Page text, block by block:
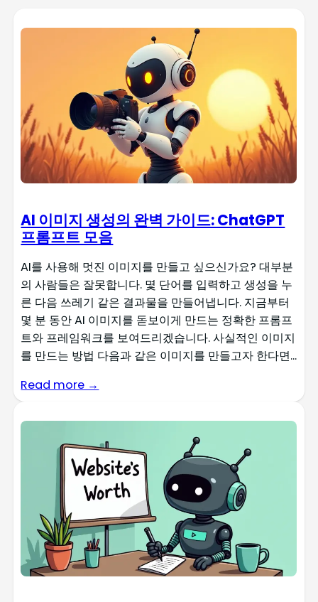
AI 이미지 생성의 완벽 가이드: ChatGPT
프롬프트 모음
AI를 사용해 멋진 이미지를 만들고 싶으신가요? 대부분
의 사람들은 잘못합니다. 몇 단어를 입력하고 생성을 누
른 다음 쓰레기 같은 결과물을 만들어냅니다. 지금부터
몇 분 동안 AI 이미지를 돋보이게 만드는 정확한 프롬프
트와 프레임워크를 보여드리겠습니다. 사실적인 이미지
를 만드는 방법 다음과 같은 이미지를 만들고자 한다면...
Read more →